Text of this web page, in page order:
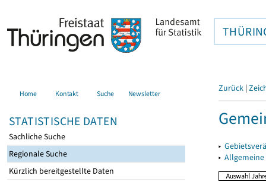
Home Kontakt Suche Newsletter
STATISTISCHE DATEN
Sachliche Suche
Regionale Suche
Kürzlich bereitgestellte Daten
Zurück |
▸
▸